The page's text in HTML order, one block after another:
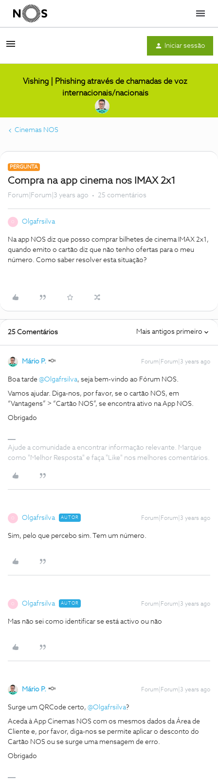
Menu
Iniciar sessão
Vishing | Phishing através de chamadas de voz
internacionais/nacionais
Cinemas NOS
PERGUNTA
Compra na app cinema nos IMAX 2x1
Forum|Forum|3 years ago 25 comentários
O Olgafrsilva
Na app NOS diz que posso comprar bilhetes de cinema IMAX 2x1,
quando emito o cartão diz que não tenho ofertas para o meu
número. Como saber resolver esta situação?
25 Comentários Mais antigos primeiro
Mário P. Forum|Forum|3 years ago
Boa tarde @Olgafrsilva, seja bem-vindo ao Fórum NOS.
Vamos ajudar. Diga-nos, por favor, se o cartão NOS, em
“Vantagens” > “Cartão NOS”, se encontra ativo na App NOS.
Obrigado
Ajude a comunidade a encontrar informação relevante. Marque
como "Melhor Resposta" e faça "Like" nos melhores comentários.
O Olgafrsilva AUTOR Forum|Forum|3 years ago
Sim, pelo que percebo sim. Tem um número.
O Olgafrsilva AUTOR Forum|Forum|3 years ago
Mas não sei como identificar se está activo ou não
Mário P. Forum|Forum|3 years ago
Surge um QRCode certo, @Olgafrsilva?
Aceda à App Cinemas NOS com os mesmos dados da Área de
Cliente e, por favor, diga-nos se permite aplicar o desconto do
Cartão NOS ou se surge uma mensagem de erro.
Obrigado